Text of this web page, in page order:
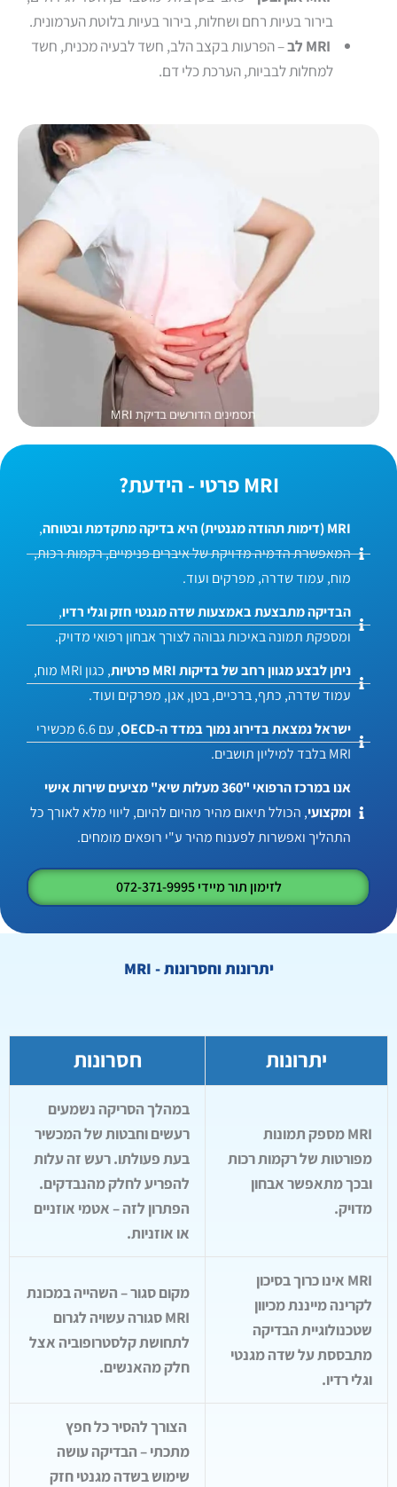
בירור בעיות רחם ושחלות, בירור בעיות בלוטת הערמונית.
MRI לב
– הפרעות בקצב הלב, חשד לבעיה מכנית, חשד
למחלות לבביות, הערכת כלי דם.
MRI פרטי - הידעת?
MRI (דימות תהודה מגנטית) היא בדיקה מתקדמת ובטוחה
,
המאפשרת הדמיה מדויקת של איברים פנימיים, רקמות רכות,
מוח, עמוד שדרה, מפרקים ועוד.
הבדיקה מתבצעת באמצעות שדה מגנטי חזק וגלי רדיו,
ומספקת תמונה באיכות גבוהה לצורך אבחון רפואי מדויק.
ניתן לבצע מגוון רחב של בדיקות MRI פרטיות
, כגון MRI מוח,
עמוד שדרה, כתף, ברכיים, בטן, אגן, מפרקים ועוד.
ישראל נמצאת בדירוג נמוך במדד ה-OECD
, עם 6.6 מכשירי
MRI בלבד למיליון תושבים.
אנו במרכז הרפואי "360 מעלות שיא" מציעים שירות אישי
ומקצועי, הכולל תיאום מהיר מהיום להיום, ליווי מלא לאורך כל
התהליך ואפשרות לפענוח מהיר ע"י רופאים מומחים.
לזימון תור מיידי 072-371-9995
יתרונות וחסרונות - MRI
יתרונות חסרונות
MRI מספק תמונות
מפורטות של רקמות רכות
ובכך מתאפשר אבחון
מדויק.
במהלך הסריקה נשמעים
רעשים וחבטות של המכשיר
בעת פעולתו. רעש זה עלות
להפריע לחלק מהנבדקים.
הפתרון לזה – אטמי אוזניים
או אוזניות.
MRI אינו כרוך בסיכון
לקרינה מייננת מכיוון
שטכנולוגיית הבדיקה
מתבססת על שדה מגנטי
וגלי רדיו.
מקום סגור – השהייה במכונת
MRI סגורה עשויה לגרום
לתחושת קלסטרופוביה אצל
חלק מהאנשים.
הצורך להסיר כל חפץ
מתכתי – הבדיקה עושה
שימוש בשדה מגנטי חזק